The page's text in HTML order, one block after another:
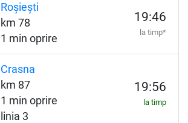
Roșiești
km 78
1 min oprire
19:46
la timp*
Crasna
km 87
1 min oprire
linia 3
19:56
la timp